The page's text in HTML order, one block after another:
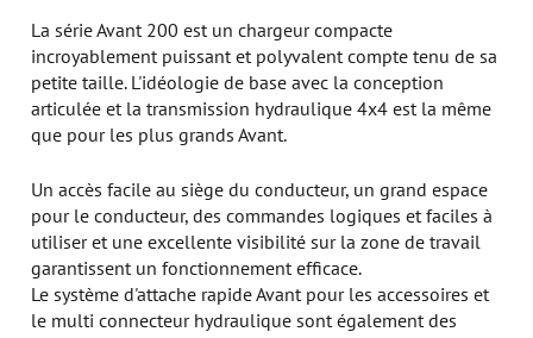
La série Avant 200 est un chargeur compacte
incroyablement puissant et polyvalent compte tenu de sa
petite taille. L'idéologie de base avec la conception
articulée et la transmission hydraulique 4x4 est la même
que pour les plus grands Avant.
Un accès facile au siège du conducteur, un grand espace
pour le conducteur, des commandes logiques et faciles à
utiliser et une excellente visibilité sur la zone de travail
garantissent un fonctionnement efficace.
Le système d'attache rapide Avant pour les accessoires et
le multi connecteur hydraulique sont également des